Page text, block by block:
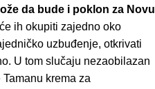
da bude i poklon za Novu
ih okupiti zajedno oko
uzbuđenje, otkrivati
U tom slučaju nezaobilazan
Tamanu krema za